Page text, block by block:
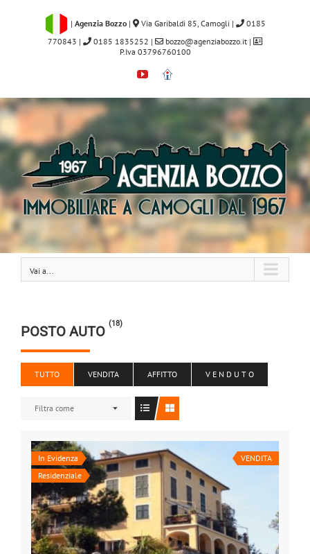
| Agenzia Bozzo | Via Garibaldi 85, Camogli |
0185
770843 | 0185 1835252 | bozzo@agenziabozzo.it|
P.Iva 03796760100
YouTube
Immobiliare.it
Vai a...
POSTO AUTO (18)
TUTTO VENDITA AFFITTO V E N D U T O
Filtra come
In Evidenza
Residenziale
VENDITA